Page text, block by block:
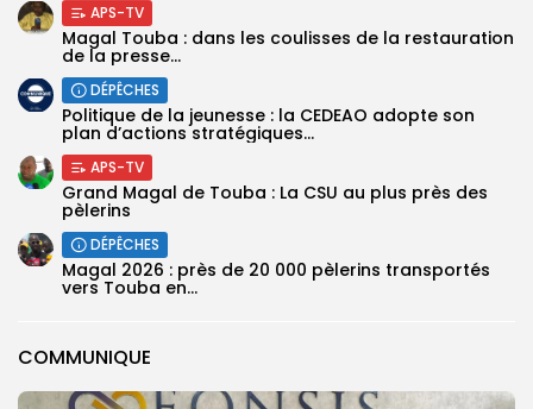
COMMUNIQUE
APS-TV
Magal Touba : dans les coulisses de la restauration
de la presse...
DÉPÊCHES
Politique de la jeunesse : la CEDEAO adopte son
plan d’actions stratégiques...
APS-TV
Grand Magal de Touba : La CSU au plus près des
pèlerins
DÉPÊCHES
Magal 2026 : près de 20 000 pèlerins transportés
vers Touba en...